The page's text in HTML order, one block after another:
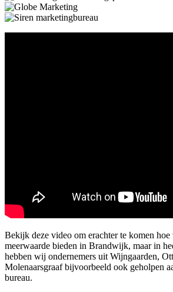
Bekijk deze video om erachter te komen
meerwaarde bieden in Brandwijk, maar in
hebben wij ondernemers uit Wijngaarden,
Molenaarsgraaf bijvoorbeeld ook geholpen
bureau.